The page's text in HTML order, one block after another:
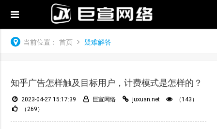
当前位置： 首页 疑难解答
知乎广告怎样触及目标用户，计费模式是怎样的？
2023-04-27 15:17:39 巨宣网络 juxuan.net
（143）
（269）